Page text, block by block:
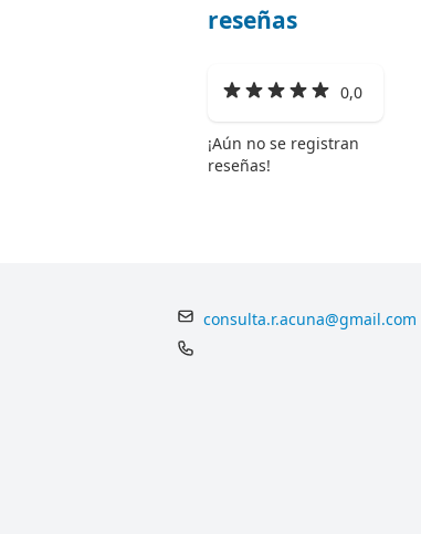
reseñas
0,0
¡Aún no se registran
reseñas!
consulta.r.acuna@gmail.com